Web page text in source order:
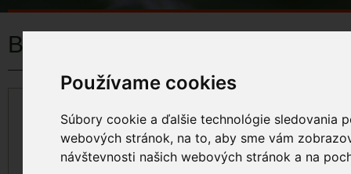
Používame cookies
Súbory cookie a ďalšie technológie sledovania
webových stránok, na to, aby sme vám
návštevnosti našich webových stránok a na
Becherovská tisina
SKUEV0937
264,658ha
DÁTUM NÁVRHU
DÁTUM